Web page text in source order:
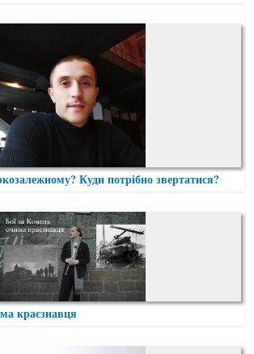
Куди потрібно звертатися?
краєзнавця